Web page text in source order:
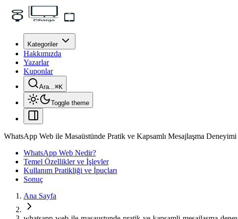
Kategoriler
Hakkımızda
Yazarlar
Kuponlar
Ara...⌘K
Toggle theme
WhatsApp Web ile Masaüstünde Pratik ve Kapsamlı Mesajlaşma Deneyimi
WhatsApp Web Nedir?
Temel Özellikler ve İşlevler
Kullanım Pratikliği ve İpuçları
Sonuç
Ana Sayfa